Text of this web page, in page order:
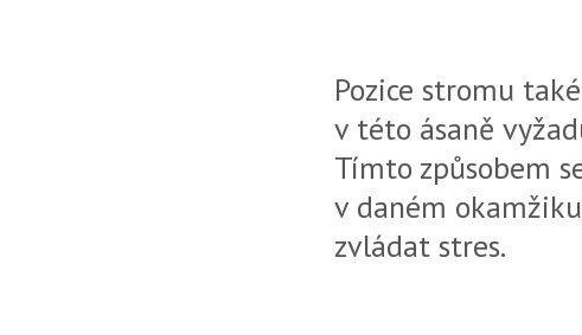
Pozice stromu
v této ásaně
Tímto způsobem
v daném
zvládat stres.